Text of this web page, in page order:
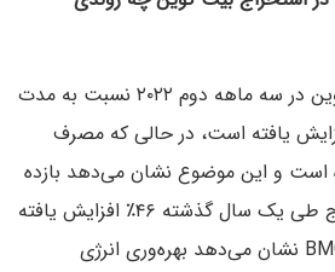
هش‌ریت استخراج بیتکوین در سه ماهه دوم ۲۰۲۲ نسبت به مدت
قبل ۱۳۷٪ افزایش یافته است، در حالی که مصرف
رشد کرده است و این موضوع نشان‌ می‌دهد بازده
انرژی مصرفی در استخراج طی یک سال گذشته ۴۶٪ افزایش یافته
است. همچنین گزارش BMC نشان می‌دهد بهره‌وری انرژی